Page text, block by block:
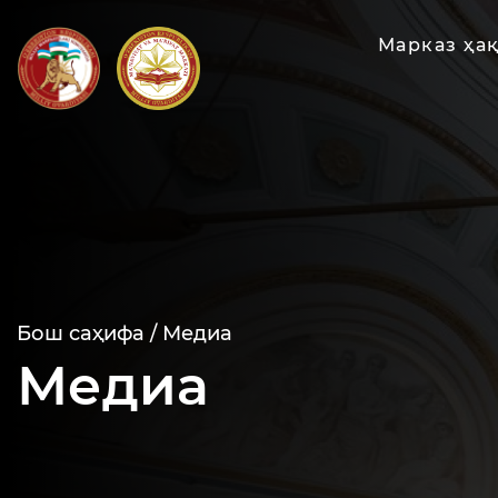
Марказ
Бош саҳифа / Медиа
Медиа